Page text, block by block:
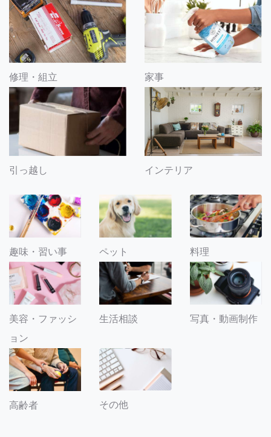
修理・組立 家事
引っ越し インテリア
趣味・習い事 ペット 料理
美容・ファッシ
ョン
生活相談 写真・動画制作
高齢者 その他